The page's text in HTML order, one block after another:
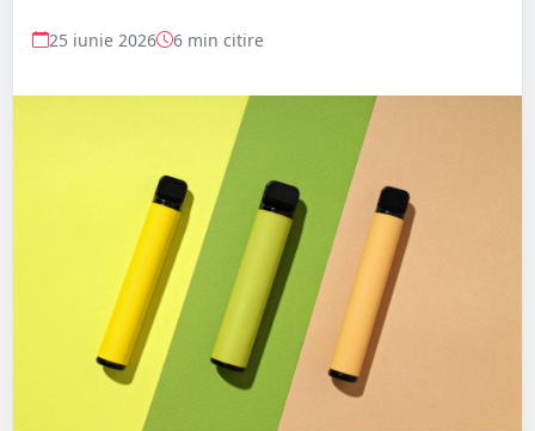
25 iunie 2026 6 min citire